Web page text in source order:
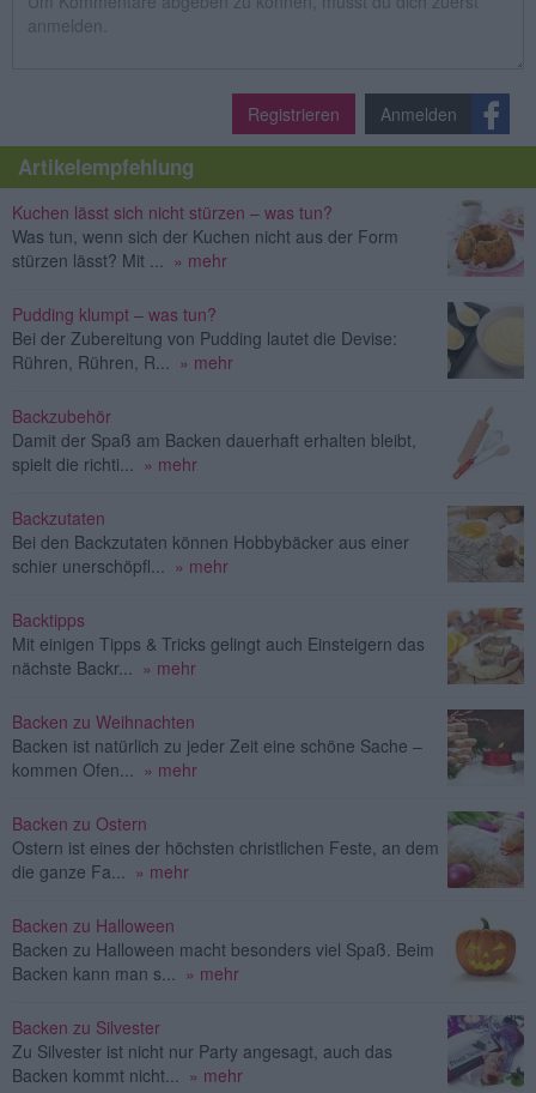
Registrieren Anmelden
Artikelempfehlung
Kuchen lässt sich nicht stürzen – was tun?
Was tun, wenn sich der Kuchen nicht aus der Form
stürzen lässt? Mit ... » mehr
Pudding klumpt – was tun?
Bei der Zubereitung von Pudding lautet die Devise:
Rühren, Rühren, R... » mehr
Backzubehör
Damit der Spaß am Backen dauerhaft erhalten bleibt,
spielt die richti... » mehr
Backzutaten
Bei den Backzutaten können Hobbybäcker aus einer
schier unerschöpfl... » mehr
Backtipps
Mit einigen Tipps & Tricks gelingt auch Einsteigern das
nächste Backr... » mehr
Backen zu Weihnachten
Backen ist natürlich zu jeder Zeit eine schöne Sache –
kommen Ofen... » mehr
Backen zu Ostern
Ostern ist eines der höchsten christlichen Feste, an dem
die ganze Fa... » mehr
Backen zu Halloween
Backen zu Halloween macht besonders viel Spaß. Beim
Backen kann man s... » mehr
Backen zu Silvester
Zu Silvester ist nicht nur Party angesagt, auch das
Backen kommt nicht... » mehr